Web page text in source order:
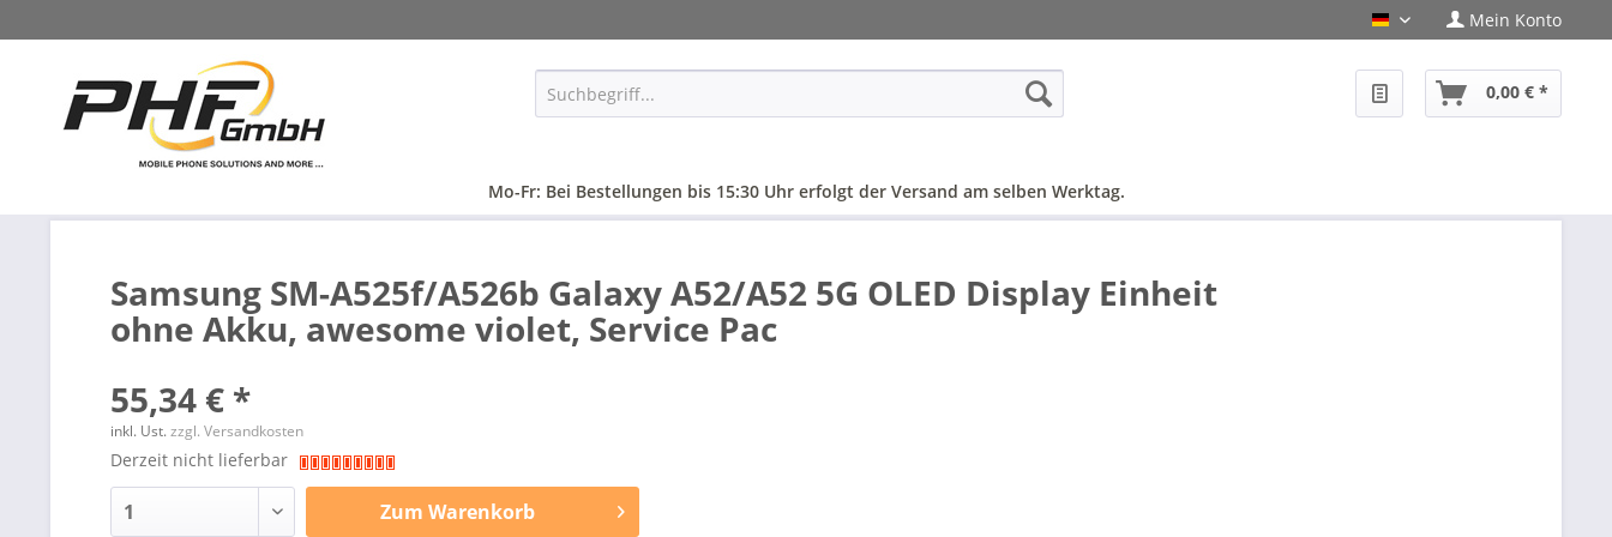
PHF-Shop Deutsch
Mein Konto
0,00 € *
Mo-Fr: Bei Bestellungen bis 15:30 Uhr erfolgt der Versand am selben Werktag.
Samsung SM-A525f/A526b Galaxy A52/A52 5G OLED Display Einheit
ohne Akku, awesome violet, Service Pac
55,34 € *
inkl. Ust.zzgl. Versandkosten
Derzeit nicht lieferbar
ZumWarenkorb